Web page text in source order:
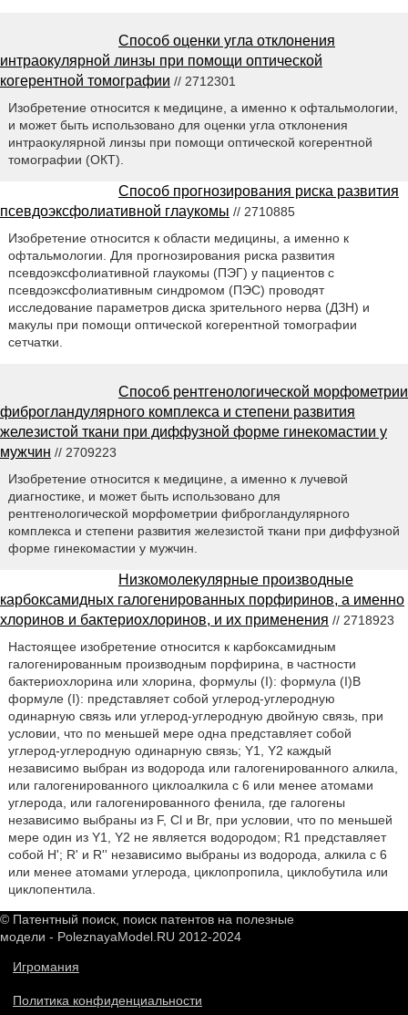
Способ оценки угла отклонения
интраокулярной линзы при помощи оптической
когерентной томографии // 2712301
Изобретение относится к медицине, а именно к офтальмологии,
и может быть использовано для оценки угла отклонения
интраокулярной линзы при помощи оптической когерентной
томографии (ОКТ).
Способ прогнозирования риска развития
псевдоэксфолиативной глаукомы // 2710885
Изобретение относится к области медицины, а именно к
офтальмологии. Для прогнозирования риска развития
псевдоэксфолиативной глаукомы (ПЭГ) у пациентов с
псевдоэксфолиативным синдромом (ПЭС) проводят
исследование параметров диска зрительного нерва (ДЗН) и
макулы при помощи оптической когерентной томографии
сетчатки.
Способ рентгенологической морфометрии
фиброгландулярного комплекса и степени развития
железистой ткани при диффузной форме гинекомастии у
мужчин // 2709223
Изобретение относится к медицине, а именно к лучевой
диагностике, и может быть использовано для
рентгенологической морфометрии фиброгландулярного
комплекса и степени развития железистой ткани при диффузной
форме гинекомастии у мужчин.
Низкомолекулярные производные
карбоксамидных галогенированных порфиринов, а именно
хлоринов и бактериохлоринов, и их применения // 2718923
Настоящее изобретение относится к карбоксамидным
галогенированным производным порфирина, в частности
бактериохлорина или хлорина, формулы (I): формула (I)В
формуле (I): представляет собой углерод-углеродную
одинарную связь или углерод-углеродную двойную связь, при
условии, что по меньшей мере одна представляет собой
углерод-углеродную одинарную связь; Y1, Y2 каждый
независимо выбран из водорода или галогенированного алкила,
или галогенированного циклоалкила с 6 или менее атомами
углерода, или галогенированного фенила, где галогены
независимо выбраны из F, Cl и Br, при условии, что по меньшей
мере один из Y1, Y2 не является водородом; R1 представляет
собой H'; R' и R'' независимо выбраны из водорода, алкила с 6
или менее атомами углерода, циклопропила, циклобутила или
циклопентила.
© Патентный поиск, поиск патентов на полезные
модели - PoleznayaModel.RU 2012-2024
Игромания
Политика конфиденциальности